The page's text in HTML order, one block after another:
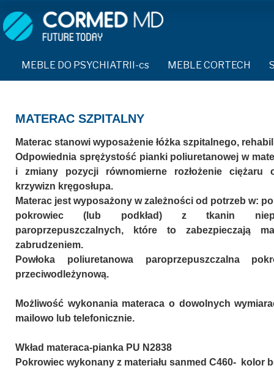
MEBLE DO PSYCHIATRII-cs
KRZESŁA POLIPROPYLENOWE-cs
STOŁY-cs
SZAFY UBRANIOWE
SZAFKI PRZYŁÓŻKOWE-cs
MEBLE PIANKOWE FEEK
MEBLE BEHAWIORALNE-cs
OBUDOWA OCHRONNA TV
MEBLE CORTECH
MEBLE DO PSYCHIATRII-cs
KRZESŁA POLIPROPYLENOWE-cs
STOŁY-cs
SZAFY UBRANIOWE Z LAMINATU-cs
SZAFKI PRZYŁÓŻKOWE-cs
MEBLE BEHAWIORALNE-cs
SPRZĘT DO PSYCHIATRII
KASK OCHRONNY-cs
BODYFIX OCHRONNA
MATERAC SZPITALNY
Materac stanowi wyposażenie łóżka szpitalnego,
Odpowiednia sprężystość pianki poliuretanowej w
i zmiany pozycji równomierne rozłożenie ciężaru
krzywizn kręgosłupa.
Materac jest wyposażony w zależności od potrzeb w:
pokrowiec (lub podkład) z tkanin
paroprzepuszczalnych, które to zabezpieczają
zabrudzeniem.
Powłoka poliuretanowa paroprzepuszczalna
przeciwodleżynową.
Możliwość wykonania materaca o dowolnych
mailowo lub telefonicznie.
Wkład materaca-pianka PU N2838
Pokrowiec wykonany z materiału sanmed C460- kolor